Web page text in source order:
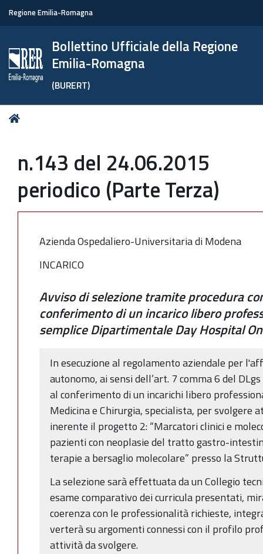
Regione Emilia-Romagna
Bollettino Ufficiale della Regione
Emilia-Romagna
(BURERT)
Tu
n.143 del 24.06.2015
periodico (Parte Terza)
Azienda Ospedaliero-Universitaria di Modena
INCARICO
Avviso di selezione tramite procedura
conferimento di un incarico libero
semplice Dipartimentale Day Hospital
In esecuzione al regolamento aziendale per
autonomo, ai sensi dell’art. 7 comma 6 del
al conferimento di un incarichi libero
Medicina e Chirurgia, specialista, per svolgere
inerente il progetto 2: “Marcatori clinici e
pazienti con neoplasie del tratto gastro-
terapie a bersaglio molecolare” presso la
La selezione sarà effettuata da un Collegio
esame comparativo dei curricula presentati,
coerenza con le professionalità richieste,
verterà su argomenti connessi con il profilo
attività da svolgere.